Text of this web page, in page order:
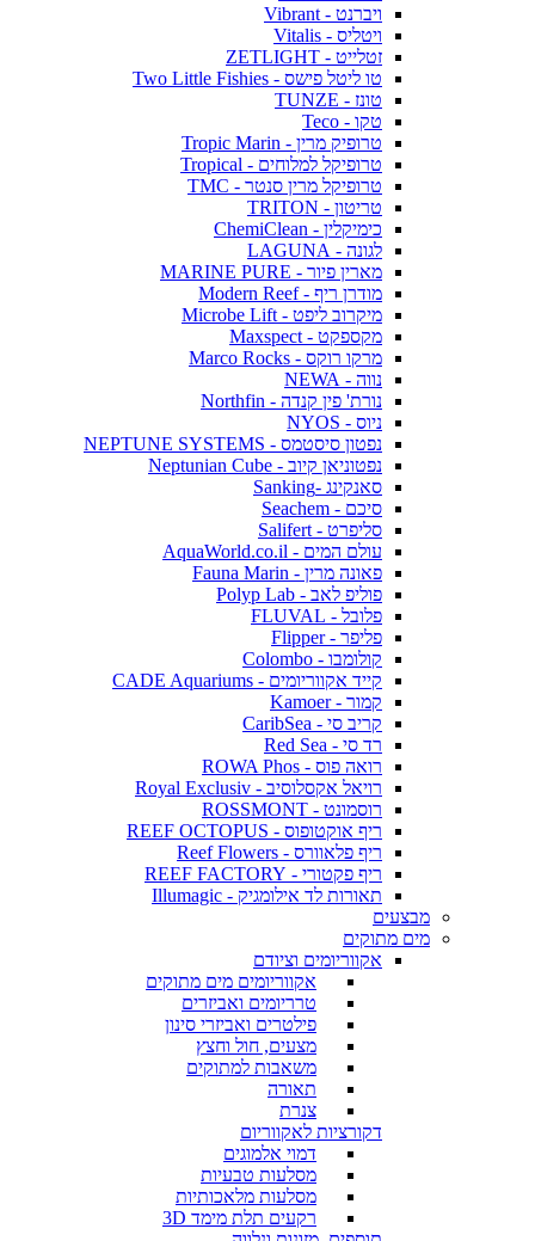
ויברנט - Vibrant
ויטליס - Vitalis
זטלייט - ZETLIGHT
טו ליטל פישס - Two Little Fishies
טונז - TUNZE
טקו - Teco
טרופיק מרין - Tropic Marin
טרופיקל למלוחים - Tropical
טרופיקל מרין סנטר - TMC
טריטון - TRITON
כימיקלין - ChemiClean
לגונה - LAGUNA
מארין פיור - MARINE PURE
מודרן ריף - Modern Reef
מיקרוב ליפט - Microbe Lift
מקספקט - Maxspect
מרקו רוקס - Marco Rocks
נווה - NEWA
נורת' פין קנדה - Northfin
ניוס - NYOS
נפטון סיסטמס - NEPTUNE SYSTEMS
נפטוניאן קיוב - Neptunian Cube
סאנקינג -Sanking
סיכם - Seachem
סליפרט - Salifert
עולם המים - AquaWorld.co.il
פאונה מרין - Fauna Marin
פוליפ לאב - Polyp Lab
פלובל - FLUVAL
פליפר - Flipper
קולומבו - Colombo
קייד אקווריומים - CADE Aquariums
קמור - Kamoer
קריב סי - CaribSea
רד סי - Red Sea
רואה פוס - ROWA Phos
רויאל אקסלוסיב - Royal Exclusiv
רוסמונט - ROSSMONT
ריף אוקטופוס - REEF OCTOPUS
ריף פלאוורס - Reef Flowers
ריף פקטורי - REEF FACTORY
תאורות לד אילומגיק - Illumagic
מבצעים
מים מתוקים
אקווריומים וציודם
אקווריומים מים מתוקים
טרריומים ואביזרים
פילטרים ואביזרי סינון
מצעים, חול וחצץ
משאבות למתוקים
תאורה
צנרת
דקורציות לאקווריום
דמוי אלמוגים
מסלעות טבעיות
מסלעות מלאכותיות
רקעים תלת מימד 3D